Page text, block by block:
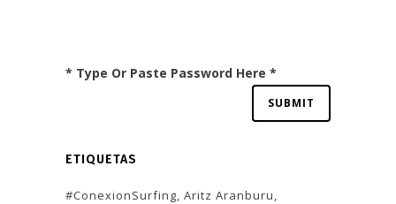
* Type Or Paste Password Here *
ETIQUETAS
#ConexionSurfing Aritz Aranburu